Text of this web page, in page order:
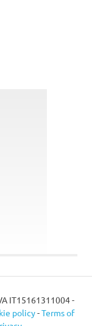
IT15161311004 -
policy-Terms of